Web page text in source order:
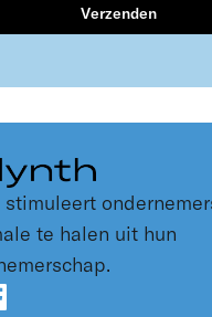
stimuleert
te halen uit hun